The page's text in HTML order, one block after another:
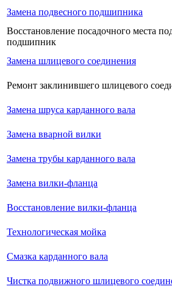
Замена подвесного подшипника
Восстановление посадочного места
подшипник
Замена шлицевого соединения
Ремонт заклинившего шлицевого
Замена шруса карданного вала
Замена вварной вилки
Замена трубы карданного вала
Замена вилки-фланца
Восстановление вилки-фланца
Технологическая мойка
Смазка карданного вала
Чистка подвижного шлицевого